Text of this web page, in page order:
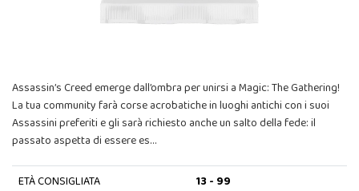
Assassin’s Creed emerge dall’ombra per unirsi a Magic: The Gathering!
La tua community farà corse acrobatiche in luoghi antichi con i suoi
Assassini preferiti e gli sarà richiesto anche un salto della fede: il
passato aspetta di essere es…
ETÀ CONSIGLIATA
13 - 99